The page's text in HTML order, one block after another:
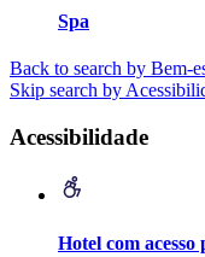
Spa
Back to search by Bem-
Skip search by
Acessibilidade
Hotel com